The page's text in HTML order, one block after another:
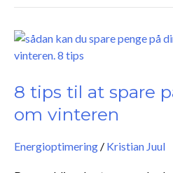
8 tips til at spare
om vinteren
Energioptimering / Kristian Juul
8
tips
at
på